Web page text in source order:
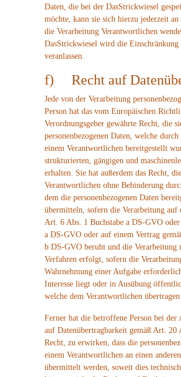
Daten, die bei der DasStrickwiesel
möchte, kann sie sich hierzu jederzeit
die Verarbeitung Verantwortlichen
DasStrickwiesel wird die Einschränkung
veranlassen.
f) Recht auf
Jede von der Verarbeitung
Person hat das vom Europäischen
Verordnungsgeber gewährte Recht, die
personenbezogenen Daten, welche
einem Verantwortlichen bereitgestellt
strukturierten, gängigen und
erhalten. Sie hat außerdem das Recht,
Verantwortlichen ohne Behinderung
dem die personenbezogenen Daten
übermitteln, sofern die Verarbeitung
Art. 6 Abs. 1 Buchstabe a DS-GVO
a DS-GVO oder auf einem Vertrag
b DS-GVO beruht und die
Verfahren erfolgt, sofern die
Wahrnehmung einer Aufgabe
Interesse liegt oder in Ausübung
welche dem Verantwortlichen
Ferner hat die betroffene Person bei der
auf Datenübertragbarkeit gemäß Art. 20
Recht, zu erwirken, dass die
einem Verantwortlichen an einen
übermittelt werden, soweit dies